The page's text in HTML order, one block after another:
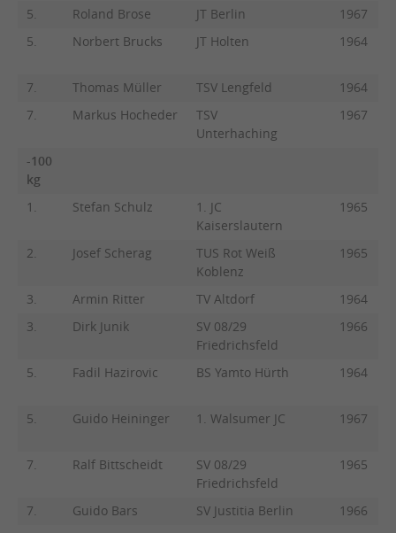
5. Roland Brose JT Berlin
1967
5.
Norbert Brucks JT Holten 1964
7. Thomas Müller TSV Lengfeld
1964
7.
Markus Hocheder
TSV
Unterhaching
1967
-100
kg
1.
Stefan Schulz
1. JC
Kaiserslautern
1965
2. Josef Scherag
TUS Rot Weiß
Koblenz
1965
3. Armin Ritter TV Altdorf
1964
3.
Dirk Junik
SV 08/29
Friedrichsfeld
1966
5. Fadil Hazirovic BS Yamto Hürth 1964
5. Guido Heininger 1. Walsumer JC 1967
7. Ralf Bittscheidt
SV 08/29
Friedrichsfeld
1965
7. Guido Bars SV Justitia Berlin
1966